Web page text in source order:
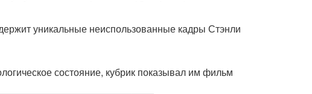
уникальные неиспользованные кадры Стэнли
состояние, кубрик показывал им фильм